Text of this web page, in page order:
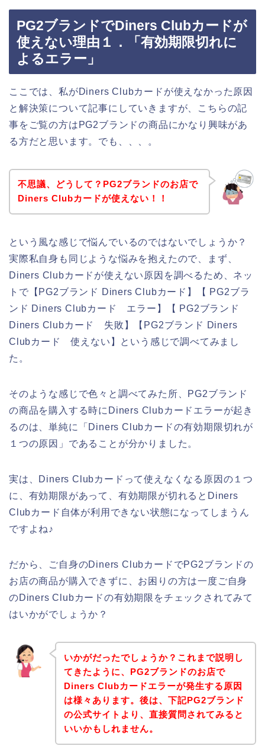
PG2ブランドでDiners Clubカードが
使えない理由１．「有効期限切れに
よるエラー」
ここでは、私がDiners Clubカードが使えなかった原因
と解決策について記事にしていきますが、こちらの記
事をご覧の方はPG2ブランドの商品にかなり興味があ
る方だと思います。でも、、、。
不思議、どうして？PG2ブランドのお店で
Diners Clubカードが使えない！！
という風な感じで悩んでいるのではないでしょうか？
実際私自身も同じような悩みを抱えたので、まず、
Diners Clubカードが使えない原因を調べるため、ネッ
トで【PG2ブランド Diners Clubカード】【 PG2ブラ
ンド Diners Clubカード エラー】【 PG2ブランド
Diners Clubカード 失敗】【PG2ブランド Diners
Clubカード 使えない】という感じで調べてみまし
た。
そのような感じで色々と調べてみた所、PG2ブランド
の商品を購入する時にDiners Clubカードエラーが起き
るのは、単純に「Diners Clubカードの有効期限切れが
１つの原因」であることが分かりました。
実は、Diners Clubカードって使えなくなる原因の１つ
に、有効期限があって、有効期限が切れるとDiners
Clubカード自体が利用できない状態になってしまうん
ですよね♪
だから、ご自身のDiners ClubカードでPG2ブランドの
お店の商品が購入できずに、お困りの方は一度ご自身
のDiners Clubカードの有効期限をチェックされてみて
はいかがでしょうか？
いかがだったでしょうか？これまで説明し
てきたように、PG2ブランドのお店で
Diners Clubカードエラーが発生する原因
は様々あります。後は、下記PG2ブランド
の公式サイトより、直接質問されてみると
いいかもしれません。